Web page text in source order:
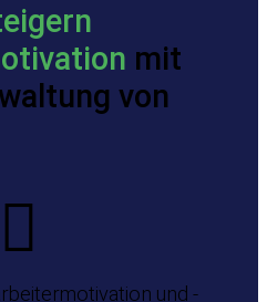
mit
von
und -